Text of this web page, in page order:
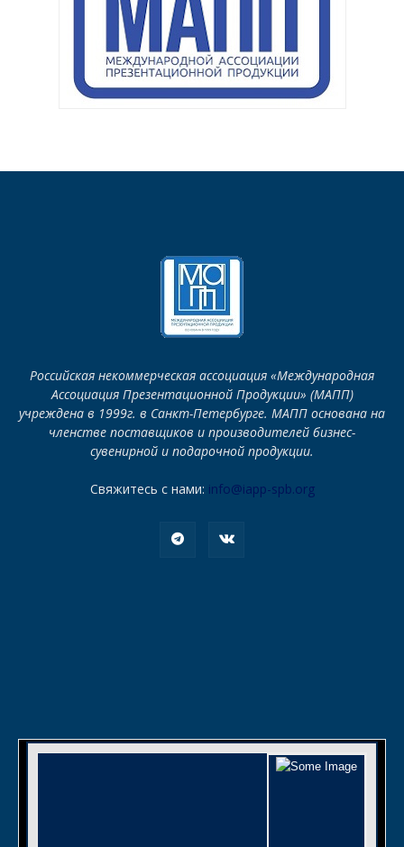
Российская некоммерческая ассоциация «Международная
Ассоциация Презентационной Продукции» (МАПП)
учреждена в 1999г. в Санкт-Петербурге. МАПП основана на
членстве поставщиков и производителей бизнес-
сувенирной и подарочной продукции.
Свяжитесь с нами: info@iapp-spb.org